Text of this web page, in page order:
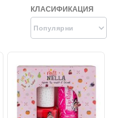
КЛАСИФИКАЦИЯ
Популярни